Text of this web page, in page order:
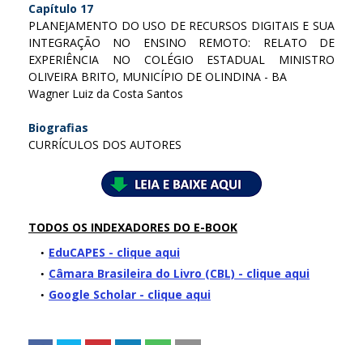
Capítulo 17
PLANEJAMENTO DO USO DE RECURSOS DIGITAIS E SUA
INTEGRAÇÃO NO ENSINO REMOTO: RELATO DE
EXPERIÊNCIA NO COLÉGIO ESTADUAL MINISTRO
OLIVEIRA BRITO, MUNICÍPIO DE OLINDINA - BA
Wagner Luiz da Costa Santos
Biografias
CURRÍCULOS DOS AUTORES
TODOS OS INDEXADORES DO E-BOOK
EduCAPES - clique aqui
Câmara Brasileira do Livro (CBL) - clique aqui
Google Scholar - clique aqui